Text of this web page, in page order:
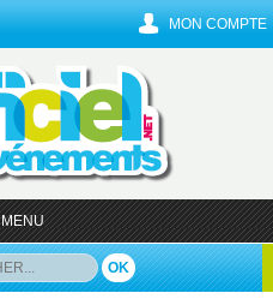
MON COMPTE
MENU
OK